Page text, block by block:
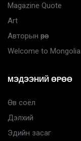
Magazine Quote
Art
Авторын өрөө
Welcome to Mongolia
МЭДЭЭНИЙ ӨРӨӨ
Өв соёл
Дэлхий
Эдийн засаг